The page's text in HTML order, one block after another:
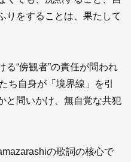
りをすることは、果たして
る“傍観者”の責任が問われ
ち自身が「境界線」を引
と問いかけ、無自覚な共犯
の歌詞の核心で